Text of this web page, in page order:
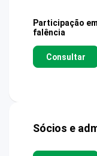
Participação em
falência
Consultar
Sócios e